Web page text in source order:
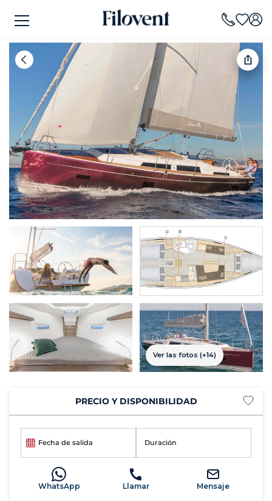
Ver las fotos (+14)
PRECIO Y DISPONIBILIDAD
Fecha de salida Duración
WhatsApp Llamar Mensaje